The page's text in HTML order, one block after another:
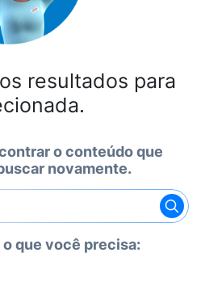
resultados para
o conteúdo que
novamente.
que você precisa: